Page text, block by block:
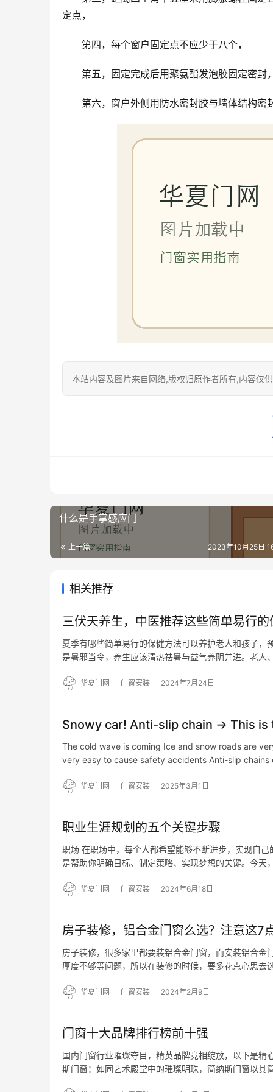
定点，
第四，每个窗户固定点不应少于八个，
第五，固定完成后用聚氨酯发泡胶固定密封
第六，窗户外侧用防水密封胶与墙体结构密
本站内容及图片来自网络,版权归原作者所有,内容
什么是手掌感应门
上一篇 2023年10月25日
相关推荐
三伏天养生，中医推荐这些简单易行
夏季有哪些简单易行的保健方法可以养护老人和孩子
是暑邪当令，养生应该清热祛暑与益气养阴并进。老
间暴露在…
华夏门网 门窗安装 2024年7月24日
Snowy car! Anti-slip chain → This
The cold wave is coming Ice and snow roads are
very easy to cause safety accidents Anti-slip chains
华夏门网 门窗安装 2025年3月1日
职业生涯规划的五个关键步骤
职场 在职场中，每个人都希望能够不断进步，实现自
是帮助你明确目标、制定策略、实现梦想的关键。今
方… 华夏门网 门窗安装 2024年6月18日
房子装修，铝合金门窗么选？注意这7
房子装修，很多家里都要装铝合金门窗，而安装铝合
厚度不够等问题，所以在装修的时候，要多花点心思
些… 华夏门网 门窗安装 2024年2月9日
门窗十大品牌排行榜前十强
国内门窗行业璀璨夺目，精英品牌竞相绽放，以下是
斯门窗：如同艺术殿堂中的璀璨明珠，简纳斯门窗以